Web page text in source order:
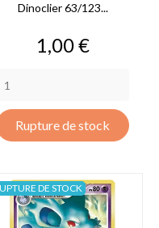
Dinoclier 63/123...
Prix
1,00 €
Rupture de stock
DE STOCK